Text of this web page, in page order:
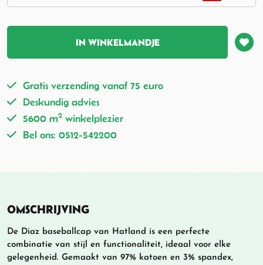
IN WINKELMANDJE
Gratis verzending vanaf 75 euro
Deskundig advies
5600 m2 winkelplezier
Bel ons: 0512-542200
OMSCHRIJVING
De Diaz baseballcap van Hatland is een perfecte
combinatie van stijl en functionaliteit, ideaal voor elke
gelegenheid. Gemaakt van 97% katoen en 3% spandex,